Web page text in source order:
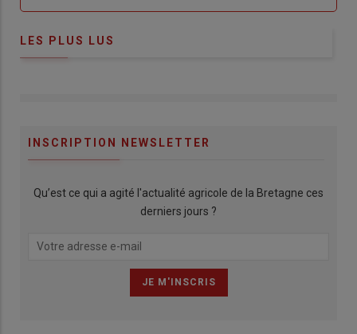
LES PLUS LUS
INSCRIPTION NEWSLETTER
Qu’est ce qui a agité l'actualité agricole de la Bretagne ces
derniers jours ?